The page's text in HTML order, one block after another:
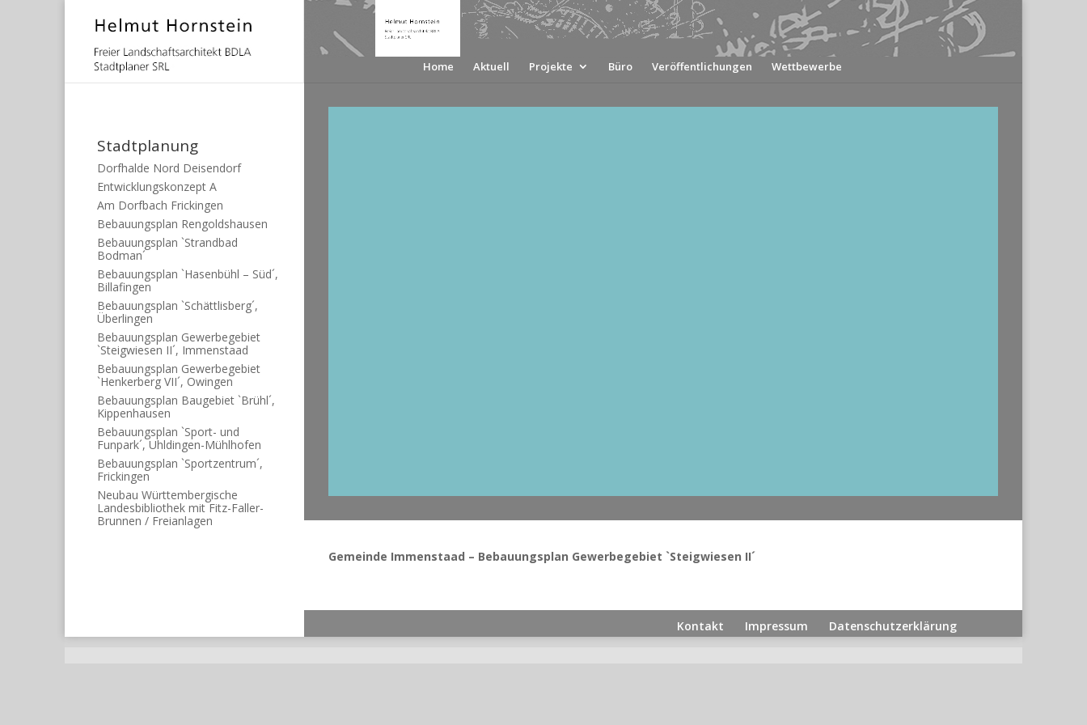
Home Aktuell Projekte Büro Veröffentlichungen Wettbewerbe
Stadtplanung
Dorfhalde Nord Deisendorf
Entwicklungskonzept A
Am Dorfbach Frickingen
Bebauungsplan Rengoldshausen
Bebauungsplan `Strandbad
Bodman´
Bebauungsplan `Hasenbühl – Süd´,
Billafingen
Bebauungsplan `Schättlisberg´,
Überlingen
Bebauungsplan Gewerbegebiet
`Steigwiesen II´, Immenstaad
Bebauungsplan Gewerbegebiet
`Henkerberg VII´, Owingen
Bebauungsplan Baugebiet `Brühl´,
Kippenhausen
Bebauungsplan `Sport- und
Funpark´, Uhldingen-Mühlhofen
Bebauungsplan `Sportzentrum´,
Frickingen
Neubau Württembergische
Landesbibliothek mit Fitz-Faller-
Brunnen / Freianlagen
Gemeinde Immenstaad – Bebauungsplan Gewerbegebiet `Steigwiesen II´
Kontakt Impressum Datenschutzerklärung